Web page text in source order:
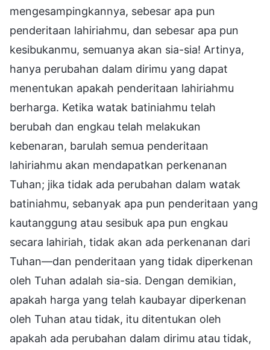
mengesampingkannya, sebesar apa pun
penderitaan lahiriahmu, dan sebesar apa pun
kesibukanmu, semuanya akan sia-sia! Artinya,
hanya perubahan dalam dirimu yang dapat
menentukan apakah penderitaan lahiriahmu
berharga. Ketika watak batiniahmu telah
berubah dan engkau telah melakukan
kebenaran, barulah semua penderitaan
lahiriahmu akan mendapatkan perkenanan
Tuhan; jika tidak ada perubahan dalam watak
batiniahmu, sebanyak apa pun penderitaan yang
kautanggung atau sesibuk apa pun engkau
secara lahiriah, tidak akan ada perkenanan dari
Tuhan—dan penderitaan yang tidak diperkenan
oleh Tuhan adalah sia-sia. Dengan demikian,
apakah harga yang telah kaubayar diperkenan
oleh Tuhan atau tidak, itu ditentukan oleh
apakah ada perubahan dalam dirimu atau tidak,